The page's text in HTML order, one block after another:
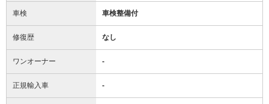
車検 車検整備付
修復歴 なし
ワンオーナー -
正規輸入車 -